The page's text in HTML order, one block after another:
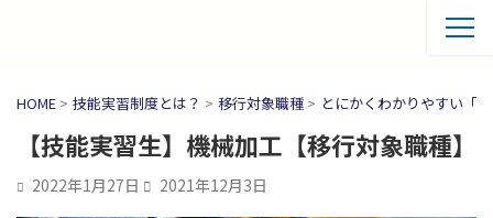
HOME > 技能実習制度とは？ > 移行対象職種 > とにかくわかりやすい「
【技能実習生】機械加工【移行対象職種】
2022年1月27日 2021年12月3日